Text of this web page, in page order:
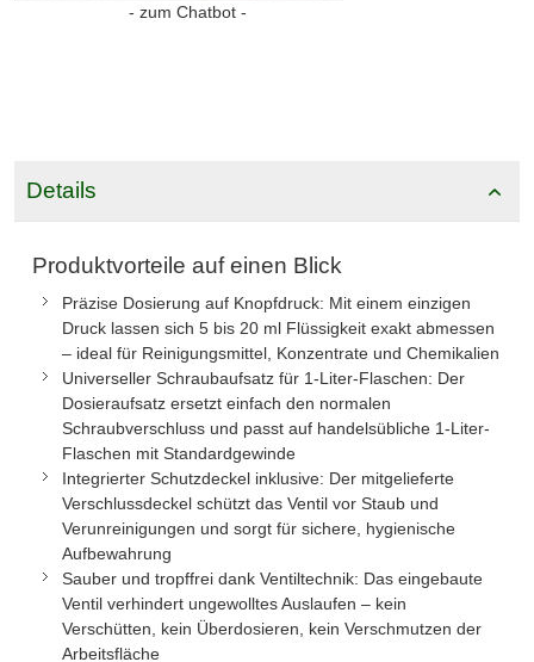
- zum Chatbot -
Details
Produktvorteile auf einen Blick
Präzise Dosierung auf Knopfdruck: Mit einem einzigen
Druck lassen sich 5 bis 20 ml Flüssigkeit exakt abmessen
– ideal für Reinigungsmittel, Konzentrate und Chemikalien
Universeller Schraubaufsatz für 1-Liter-Flaschen: Der
Dosieraufsatz ersetzt einfach den normalen
Schraubverschluss und passt auf handelsübliche 1-Liter-
Flaschen mit Standardgewinde
Integrierter Schutzdeckel inklusive: Der mitgelieferte
Verschlussdeckel schützt das Ventil vor Staub und
Verunreinigungen und sorgt für sichere, hygienische
Aufbewahrung
Sauber und tropffrei dank Ventiltechnik: Das eingebaute
Ventil verhindert ungewolltes Auslaufen – kein
Verschütten, kein Überdosieren, kein Verschmutzen der
Arbeitsfläche